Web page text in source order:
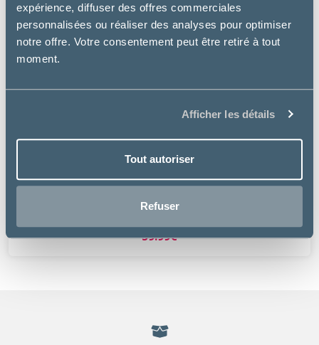
expérience, diffuser des offres commerciales
personnalisées ou réaliser des analyses pour optimiser
notre offre. Votre consentement peut être retiré à tout
moment.
Afficher les détails
Tout autoriser
Refuser
Matériel
TÊTE DE TONTE HEINIGER
59.99€